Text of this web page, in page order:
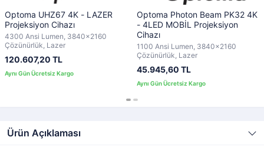
Optoma UHZ67 4K - LAZER
Projeksiyon Cihazı
4300 Ansi Lumen, 3840x2160
Çözünürlük, Lazer
120.607,20 TL
Optoma Photon Beam PK32 4K
- 4LED MOBİL Projeksiyon
Cihazı
1100 Ansi Lumen, 3840x2160
Çözünürlük, Lazer
45.945,60 TL
Ürün Açıklaması